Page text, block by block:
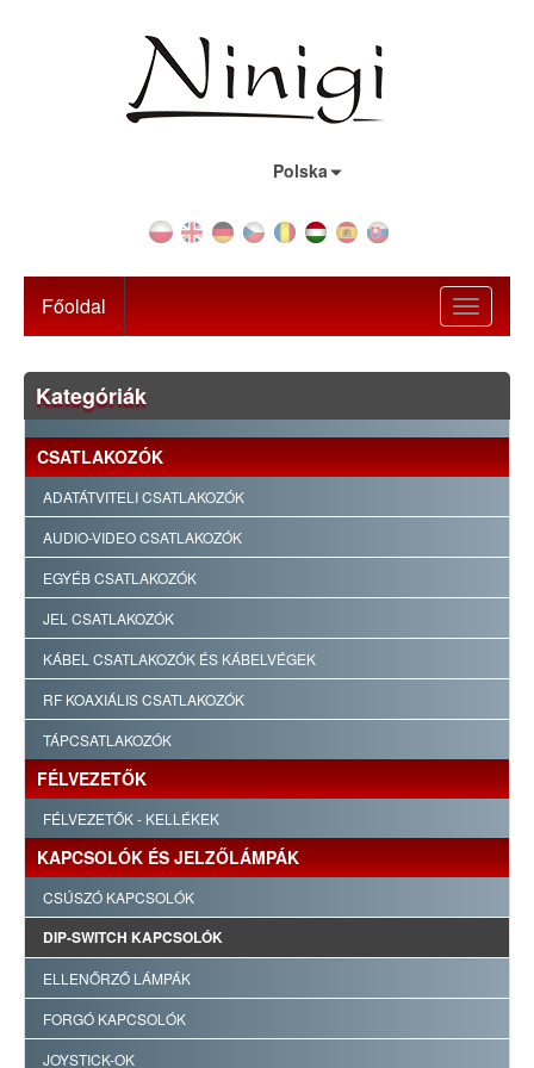
Polska
Toggle
Főoldal
Kategóriák
CSATLAKOZÓK
ADATÁTVITELI CSATLAKOZÓK
AUDIO-VIDEO CSATLAKOZÓK
EGYÉB CSATLAKOZÓK
JEL CSATLAKOZÓK
KÁBEL CSATLAKOZÓK ÉS KÁBELVÉGEK
RF KOAXIÁLIS CSATLAKOZÓK
TÁPCSATLAKOZÓK
FÉLVEZETŐK
FÉLVEZETŐK - KELLÉKEK
KAPCSOLÓK ÉS JELZŐLÁMPÁK
CSÚSZÓ KAPCSOLÓK
DIP-SWITCH KAPCSOLÓK
ELLENŐRZŐ LÁMPÁK
FORGÓ KAPCSOLÓK
JOYSTICK-OK